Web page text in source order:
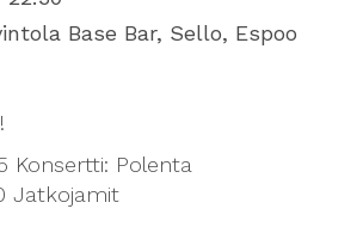
Base Bar, Sello, Espoo
Konsertti: Polenta
Jatkojamit